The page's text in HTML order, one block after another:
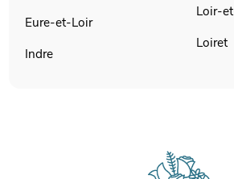
Eure-et-Loir
Indre
Loir-
Loiret